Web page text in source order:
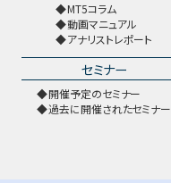
MT5コラム
動画マニュアル
アナリストレポート
セミナー
開催予定のセミナー
過去に開催されたセミナー